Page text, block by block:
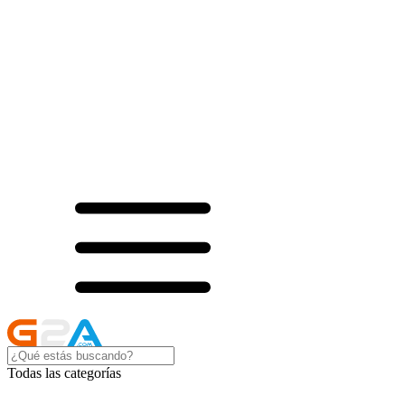
Todas las categorías